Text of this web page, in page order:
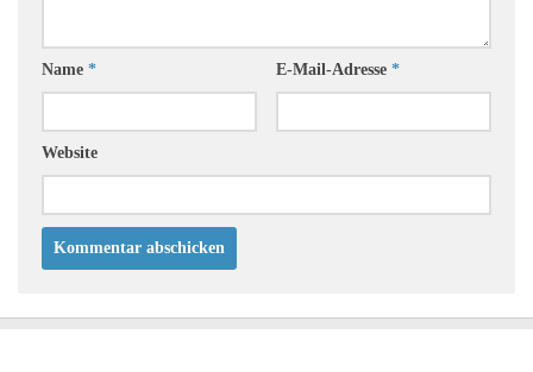
Name * E-Mail-Adresse *
Website